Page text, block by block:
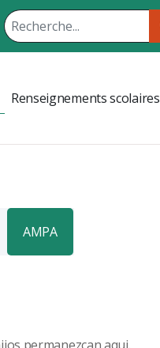
Renseignements scolaires
AMPA